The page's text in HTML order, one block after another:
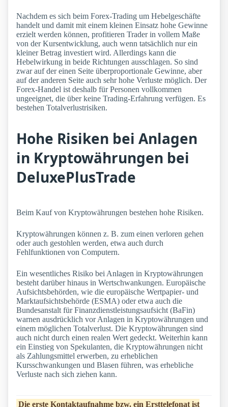
Nachdem es sich beim Forex-Trading um Hebelgeschäfte
handelt und damit mit einem kleinen Einsatz hohe Gewinne
erzielt werden können, profitieren Trader in vollem Maße
von der Kursentwicklung, auch wenn tatsächlich nur ein
kleiner Betrag investiert wird. Allerdings kann die
Hebelwirkung in beide Richtungen ausschlagen. So sind
zwar auf der einen Seite überproportionale Gewinne, aber
auf der anderen Seite auch sehr hohe Verluste möglich. Der
Forex-Handel ist deshalb für Personen vollkommen
ungeeignet, die über keine Trading-Erfahrung verfügen. Es
bestehen Totalverlustrisiken.
Hohe Risiken bei Anlagen
in Kryptowährungen bei
DeluxePlusTrade
Beim Kauf von Kryptowährungen bestehen hohe Risiken.
Kryptowährungen können z. B. zum einen verloren gehen
oder auch gestohlen werden, etwa auch durch
Fehlfunktionen von Computern.
Ein wesentliches Risiko bei Anlagen in Kryptowährungen
besteht darüber hinaus in Wertschwankungen. Europäische
Aufsichtsbehörden, wie die europäische Wertpapier- und
Marktaufsichtsbehörde (ESMA) oder etwa auch die
Bundesanstalt für Finanzdienstleistungsaufsicht (BaFin)
warnen ausdrücklich vor Anlagen in Kryptowährungen und
einem möglichen Totalverlust. Die Kryptowährungen sind
auch nicht durch einen realen Wert gedeckt. Weiterhin kann
ein Einstieg von Spekulanten, die Kryptowährungen nicht
als Zahlungsmittel erwerben, zu erheblichen
Kursschwankungen und Blasen führen, was erhebliche
Verluste nach sich ziehen kann.
Die erste Kontaktaufnahme bzw. ein Ersttelefonat ist